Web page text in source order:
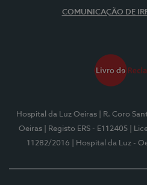
COMUNICAÇÃO DE
Hospital da Luz Oeiras
| R. Coro
Oeiras
| Registo ERS - E112405
|
11282/2016
| Hospital da Luz -